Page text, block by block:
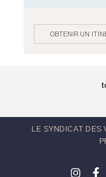
OBTENIR UN
LE SYNDICAT